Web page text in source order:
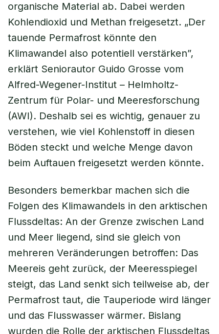
organische Material ab. Dabei werden
Kohlendioxid und Methan freigesetzt. „Der
tauende Permafrost könnte den
Klimawandel also potentiell verstärken”,
erklärt Seniorautor Guido Grosse vom
Alfred-Wegener-Institut – Helmholtz-
Zentrum für Polar- und Meeresforschung
(AWI). Deshalb sei es wichtig, genauer zu
verstehen, wie viel Kohlenstoff in diesen
Böden steckt und welche Menge davon
beim Auftauen freigesetzt werden könnte.
Besonders bemerkbar machen sich die
Folgen des Klimawandels in den arktischen
Flussdeltas: An der Grenze zwischen Land
und Meer liegend, sind sie gleich von
mehreren Veränderungen betroffen: Das
Meereis geht zurück, der Meeresspiegel
steigt, das Land senkt sich teilweise ab, der
Permafrost taut, die Tauperiode wird länger
und das Flusswasser wärmer. Bislang
wurden die Rolle der arktischen Flussdeltas